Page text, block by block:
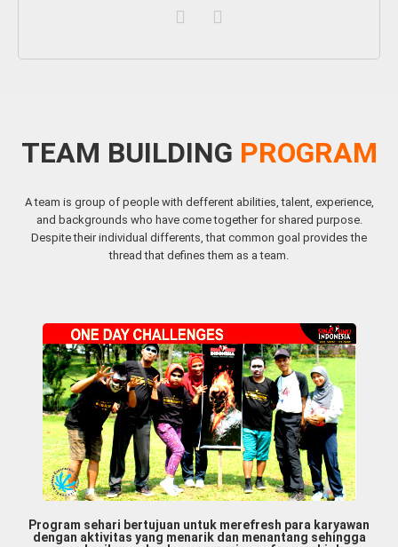
TEAM BUILDING PROGRAM
A team is group of people with defferent abilities, talent, experience,
and backgrounds who have come together for shared purpose.
Despite their individual differents, that common goal provides the
thread that defines them as a team.
Program sehari bertujuan untuk merefresh para karyawan
dengan aktivitas yang menarik dan menantang sehingga